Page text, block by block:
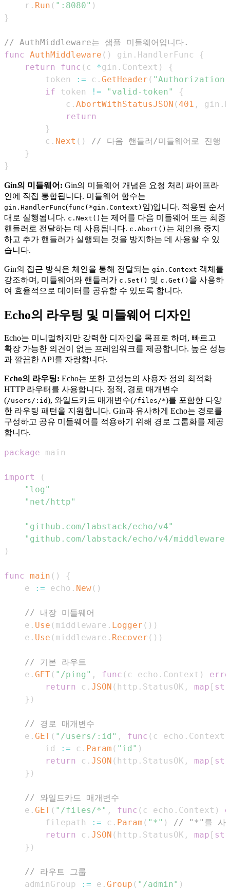
	r
. Run ( ":8080" )
}
// AuthMiddleware는 샘플 미들웨어입니다.
func AuthMiddleware ( ) gin . HandlerFunc
{
return
func ( c *gin . Context )
{
		token
:= c . GetHeader ( "Authorization"
if token != "valid-token"
{
			c
. AbortWithStatusJSON (401 , gin . H
return
}
		c
. Next ( )
// 다음 핸들러/미들웨어로 진행
}
}
Gin의 미들웨어: Gin의 미들웨어 개념은 요청 처리 파이프라
인에 직접 통합됩니다. 미들웨어 함수는
gin.HandlerFunc(func(*gin.Context) 임)입니다. 적용된 순서
대로 실행됩니다. c.Next() 는 제어를 다음 미들웨어 또는 최종
핸들러로 전달하는 데 사용됩니다. c.Abort() 는 체인을 중지
하고 추가 핸들러가 실행되는 것을 방지하는 데 사용할 수 있
습니다.
Gin의 접근 방식은 체인을 통해 전달되는 gin.Context 객체를
강조하며, 미들웨어와 핸들러가 c.Set() 및 c.Get() 을 사용하
여 효율적으로 데이터를 공유할 수 있도록 합니다.
Echo의 라우팅 및 미들웨어 디자인
Echo는 미니멀하지만 강력한 디자인을 목표로 하며, 빠르고
확장 가능한 의견이 없는 프레임워크를 제공합니다. 높은 성능
과 깔끔한 API를 자랑합니다.
Echo의 라우팅: Echo는 또한 고성능의 사용자 정의 최적화
HTTP 라우터를 사용합니다. 정적, 경로 매개변수
(/users/:id), 와일드카드 매개변수(/files/*)를 포함한 다양
한 라우팅 패턴을 지원합니다. Gin과 유사하게 Echo는 경로를
구성하고 공유 미들웨어를 적용하기 위해 경로 그룹화를 제공
합니다.
package
import
(
"log"
"net/http"
"github.com/labstack/echo/v4"
"github.com/labstack/echo/v4/middleware"
)
func main ( )
{
	e
:= echo . New( )
// 내장 미들웨어
	e
. Use ( middleware . Logger ( ) )
	e
. Use ( middleware . Recover ( ) )
// 기본 라우트
	e
. GET( "/ping" , func ( c echo . Context )
return
c . JSON ( http . StatusOK , map [
} )
// 경로 매개변수
	e
. GET( "/users/:id" , func ( c echo . Context
		id
:= c . Param ( "id" )
return
c . JSON ( http . StatusOK , map [
} )
// 와일드카드 매개변수
	e
. GET( "/files/*" , func ( c echo . Context )
		filepath
:= c . Param ( "*" )
// "*"를 사용
return
c . JSON ( http . StatusOK , map [
} )
// 라우트 그룹
	adminGroup
:= e . Group ( "/admin" )